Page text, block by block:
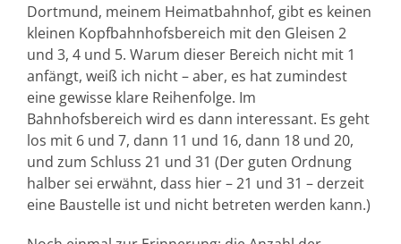
Dortmund, meinem Heimatbahnhof, gibt es keinen
kleinen Kopfbahnhofsbereich mit den Gleisen 2
und 3, 4 und 5. Warum dieser Bereich nicht mit 1
anfängt, weiß ich nicht – aber, es hat zumindest
eine gewisse klare Reihenfolge. Im
Bahnhofsbereich wird es dann interessant. Es geht
los mit 6 und 7, dann 11 und 16, dann 18 und 20,
und zum Schluss 21 und 31 (Der guten Ordnung
halber sei erwähnt, dass hier – 21 und 31 – derzeit
eine Baustelle ist und nicht betreten werden kann.)